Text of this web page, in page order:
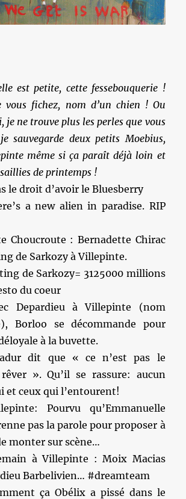
est petite, cette fessebouquerie !
vous fichez, nom d’un chien ! Ou
je ne trouve plus les perles que vous
sauvegarde deux petits Moebius,
même si ça paraît déjà loin et
de printemps !
le droit d’avoir le Bluesberry
a new alien in paradise. RIP
de Sarkozy à Villepinte.
de Sarkozy= 3125000 millions
du coeur
Depardieu à Villepinte (nom
Borloo se décommande pour
à la buvette.
dit que « ce n’est pas le
». Qu’il se rassure: aucun
et ceux qui l’entourent!
Pourvu qu’Emmanuelle
pas la parole pour proposer à
monter sur scène…
à Villepinte : Moix Macias
Barbelivien… #dreamteam
ça Obélix a pissé dans le